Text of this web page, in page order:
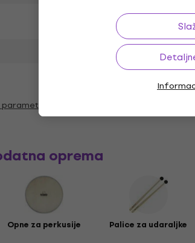
oprema
Opne za perkusije Palice za udaraljke